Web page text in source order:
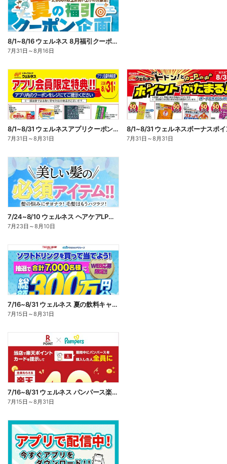
8/1~8/16 ウェルネス 8月福引クーポン企画
7月31日 ～8月16日
8/1~8/31 ウェルネスアプリクーポンチラシ
7月31日 ～8月31日 7月31日 ～8月31日
7/24~8/10 ウェルネス ヘアケアLP企画
7月23日 ～8月10日
7/16~8/31 ウェルネス 夏の飲料キャンペーン
7月15日 ～8月31日
7/16~8/31 ウェルネス パンパース楽天ポイント還元企画
7月15日 ～8月31日